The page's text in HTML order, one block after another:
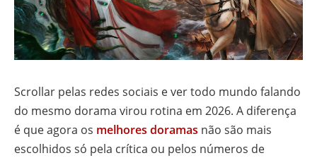
Scrollar pelas redes sociais e ver todo mundo falando
do mesmo dorama virou rotina em 2026. A diferença
é que agora os melhores doramas não são mais
escolhidos só pela crítica ou pelos números de